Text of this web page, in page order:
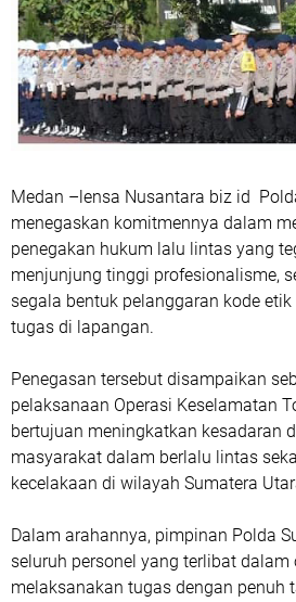
Medan –lensa Nusantara biz id
menegaskan komitmennya dalam
penegakan hukum lalu lintas yang
menjunjung tinggi profesionalisme,
segala bentuk pelanggaran kode
tugas di lapangan.
Penegasan tersebut disampaikan
pelaksanaan Operasi Keselamatan
bertujuan meningkatkan kesadaran
masyarakat dalam berlalu lintas
kecelakaan di wilayah Sumatera
Dalam arahannya, pimpinan Polda
seluruh personel yang terlibat dalam
melaksanakan tugas dengan penuh